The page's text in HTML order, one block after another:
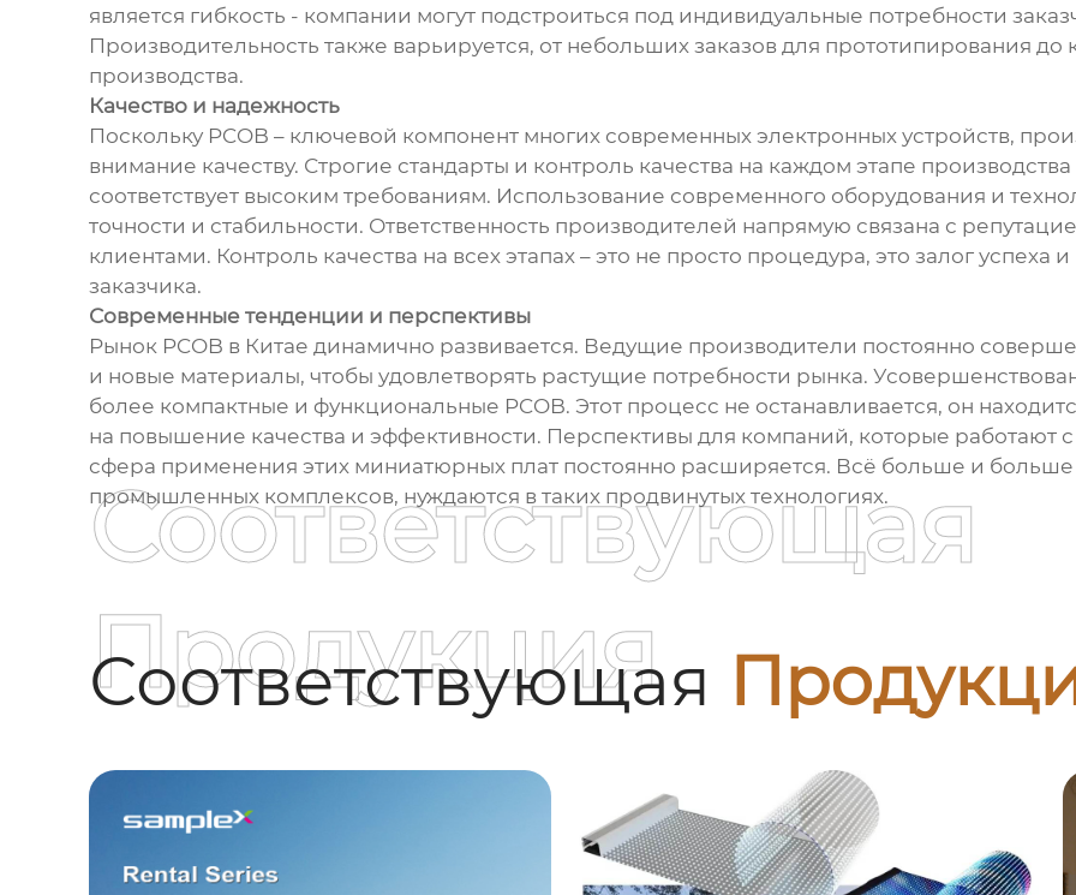
является гибкость - компании могут подстроиться под индивидуальные потребности
Производительность также варьируется, от небольших заказов для прототипирования
производства.
Качество и надежность
Поскольку PCOB – ключевой компонент многих современных электронных устройств,
внимание качеству. Строгие стандарты и контроль качества на каждом этапе
соответствует высоким требованиям. Использование современного оборудования и
точности и стабильности. Ответственность производителей напрямую связана с
клиентами. Контроль качества на всех этапах – это не просто процедура, это залог успеха
заказчика.
Современные тенденции и перспективы
Рынок PCOB в Китае динамично развивается. Ведущие производители постоянно
и новые материалы, чтобы удовлетворять растущие потребности рынка.
более компактные и функциональные PCOB. Этот процесс не останавливается, он
на повышение качества и эффективности. Перспективы для компаний, которые работают
сфера применения этих миниатюрных плат постоянно расширяется. Всё больше и больше
промышленных комплексов, нуждаются в таких продвинутых технологиях.
Соответствующая
Соответствующая
Продукция